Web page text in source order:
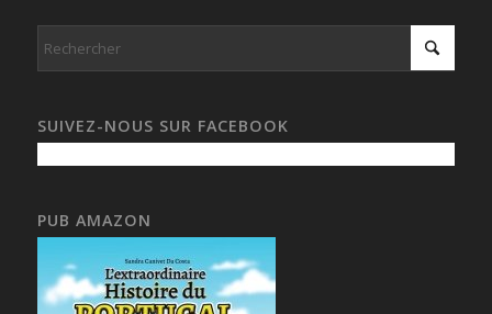
SUIVEZ-NOUS SUR FACEBOOK
PUB AMAZON